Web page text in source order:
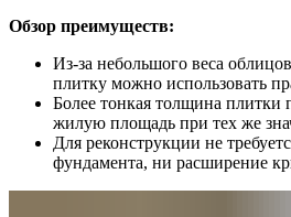
Обзор преимуществ:
Из-за небольшого веса
плитку можно использовать
Более тонкая толщина плитки
жилую площадь при тех же
Для реконструкции не
фундамента, ни расширение